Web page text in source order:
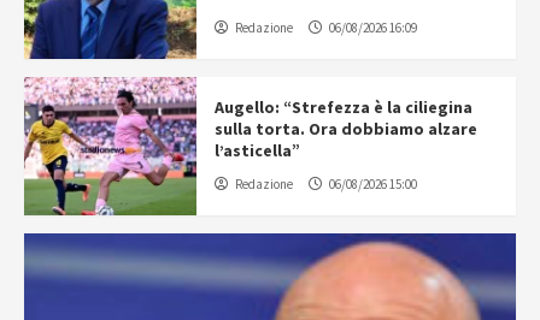
Redazione 06/08/2026 16:09
Augello: “Strefezza è la ciliegina
sulla torta. Ora dobbiamo alzare
l’asticella”
Redazione 06/08/2026 15:00